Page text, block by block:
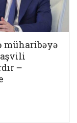
müharibəyə
–